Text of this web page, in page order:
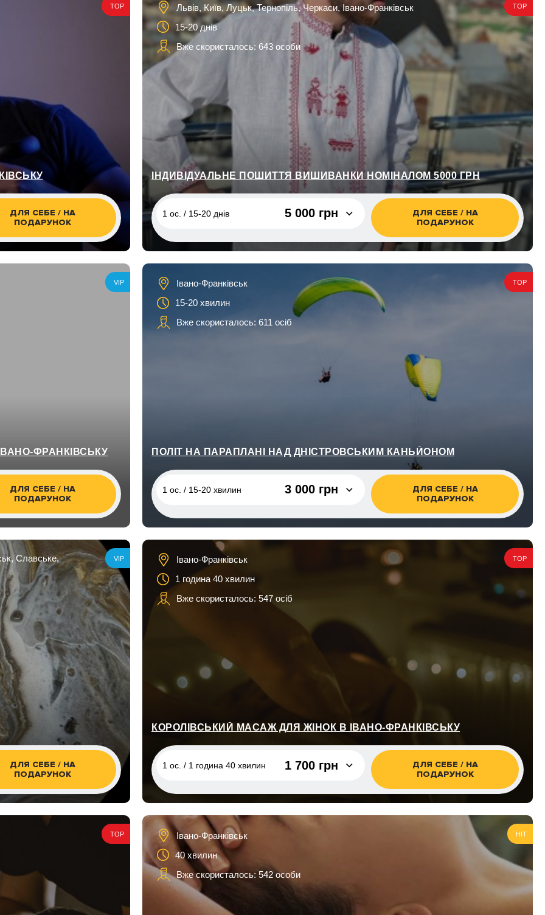
TOP
ДЛЯ СЕБЕ / НА
ПОДАРУНОК
Львів, Київ, Луцьк, Тернопіль, Черкаси, Івано-Франківськ
15-20 днів
Вже скористалось: 643 особи
TOP
ІНДИВІДУАЛЬНЕ ПОШИТТЯ ВИШИВАНКИ НОМІНАЛОМ 5000 ГРН
1 ос. / 15-20 днів 5 000 грн
1 ос. / 15-20 днів
10 000
ДЛЯ СЕБЕ / НА
ПОДАРУНОК
VIP
ФРАНКІВСЬКУ
ДЛЯ СЕБЕ / НА
ПОДАРУНОК
Івано-Франківськ
15-20 хвилин
Вже скористалось: 611 осіб
TOP
ПОЛІТ НА ПАРАПЛАНІ НАД ДНІСТРОВСЬКИМ КАНЬЙОНОМ
1 ос. / 15-20 хвилин 3 000 грн
ДЛЯ СЕБЕ / НА
ПОДАРУНОК
Славське,
VIP
ДЛЯ СЕБЕ / НА
ПОДАРУНОК
Івано-Франківськ
1 година 40 хвилин
Вже скористалось: 547 осіб
TOP
КОРОЛІВСЬКИЙ МАСАЖ ДЛЯ ЖІНОК В ІВАНО-ФРАНКІВСЬКУ
1 ос. / 1 година 40 хвилин 1 700 грн
1 ос. / 1 година 40 хвилин 1 700 грн
ДЛЯ СЕБЕ / НА
ПОДАРУНОК
TOP
Івано-Франківськ
40 хвилин
Вже скористалось: 542 особи
HIT